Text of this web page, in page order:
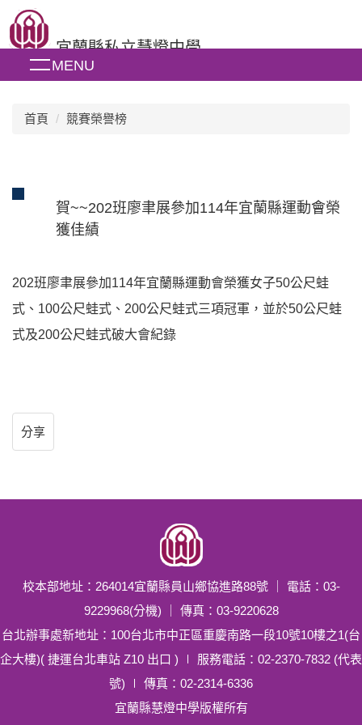
跳
到
主
內
宜蘭縣私立慧燈中學
MENU
首頁 競賽榮譽榜
賀~~202班廖聿展參加114年宜蘭縣運動會榮
獲佳績
202班廖聿展參加114年宜蘭縣運動會榮獲女子50公尺蛙
式、100公尺蛙式、200公尺蛙式三項冠軍，並於50公尺蛙
式及200公尺蛙式破大會紀錄
分享
校本部地址：264014宜蘭縣員山鄉協進路88號 ｜ 電話：03-
9229968(分機) ｜ 傳真：03-9220628
台北辦事處新地址：100台北市中正區重慶南路一段10號10樓之1(台
企大樓)( 捷運台北車站 Z10 出口 ) ∣ 服務電話：02-2370-7832 (代表
號) ∣ 傳真：02-2314-6336
宜蘭縣慧燈中學版權所有